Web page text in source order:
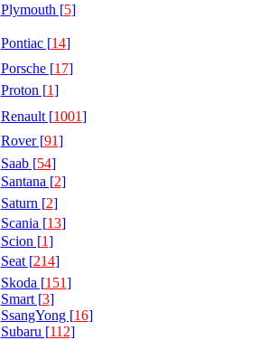
Plymouth [5]
Pontiac [14]
Porsche [17]
Proton [1]
Renault [1001]
Rover [91]
Saab [54]
Santana [2]
Saturn [2]
Scania [13]
Scion [1]
Seat [214]
Skoda [151]
Smart [3]
SsangYong [16]
Subaru [112]